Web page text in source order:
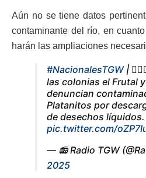
Aún no se tiene datos
contaminante del río, en
harán las ampliaciones
#NacionalesTGW|
las colonias el Frutal
denuncian
Platanitos por
de desechos líquidos.
pic.twitter.com/
— 📻 Radio TGW
2025